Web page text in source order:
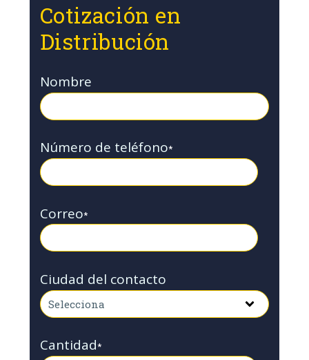
Cotización en
Distribución
Nombre
Número de teléfono*
Correo*
Ciudad del contacto
Cantidad*